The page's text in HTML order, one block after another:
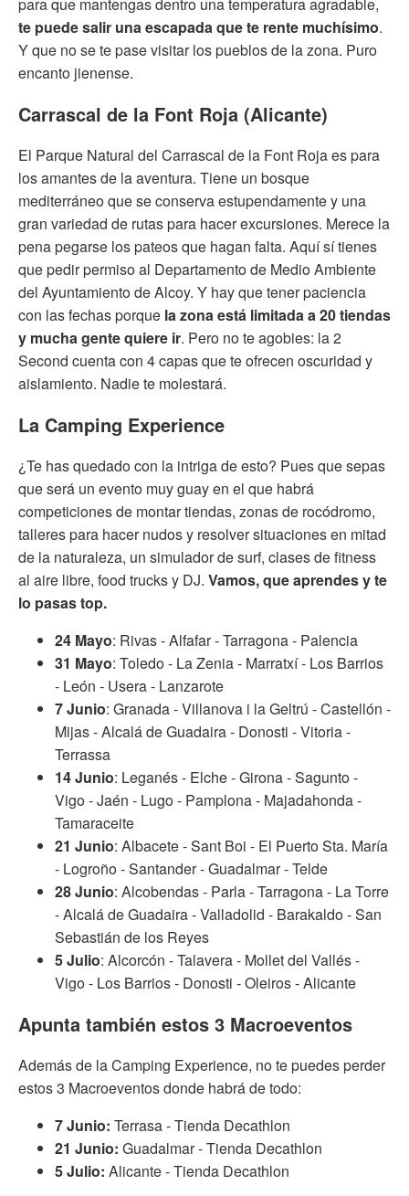
te puede salir una escapada que te rente muchísimo.
Y que no se te pase visitar los pueblos de la zona. Puro
encanto jienense.
Carrascal de la Font Roja (Alicante)
El Parque Natural del Carrascal de la Font Roja es para
los amantes de la aventura. Tiene un bosque
mediterráneo que se conserva estupendamente y una
gran variedad de rutas para hacer excursiones. Merece la
pena pegarse los pateos que hagan falta. Aquí sí tienes
que pedir permiso al Departamento de Medio Ambiente
del Ayuntamiento de Alcoy. Y hay que tener paciencia
con las fechas porque la zona está limitada a 20 tiendas
y mucha gente quiere ir. Pero no te agobies: la 2
Second cuenta con 4 capas que te ofrecen oscuridad y
aislamiento. Nadie te molestará.
La Camping Experience
¿Te has quedado con la intriga de esto? Pues que sepas
que será un evento muy guay en el que habrá
competiciones de montar tiendas, zonas de rocódromo,
talleres para hacer nudos y resolver situaciones en mitad
de la naturaleza, un simulador de surf, clases de fitness
al aire libre, food trucks y DJ. Vamos, que aprendes y te
lo pasas top.
24 Mayo: Rivas - Alfafar - Tarragona - Palencia
31 Mayo: Toledo - La Zenia - Marratxí - Los Barrios
- León - Usera - Lanzarote
7 Junio: Granada - Villanova i la Geltrú - Castellón -
Mijas - Alcalá de Guadaira - Donosti - Vitoria -
Terrassa
14 Junio: Leganés - Elche - Girona - Sagunto -
Vigo - Jaén - Lugo - Pamplona - Majadahonda -
Tamaraceite
21 Junio: Albacete - Sant Boi - El Puerto Sta. María
- Logroño - Santander - Guadalmar - Telde
28 Junio: Alcobendas - Parla - Tarragona - La Torre
- Alcalá de Guadaira - Valladolid - Barakaldo - San
Sebastián de los Reyes
5 Julio: Alcorcón - Talavera - Mollet del Vallés -
Vigo - Los Barrios - Donosti - Oleiros - Alicante
Apunta también estos 3 Macroeventos
Además de la Camping Experience, no te puedes perder
estos 3 Macroeventos donde habrá de todo:
7 Junio: Terrasa - Tienda Decathlon
21 Junio: Guadalmar - Tienda Decathlon
5 Julio: Alicante - Tienda Decathlon